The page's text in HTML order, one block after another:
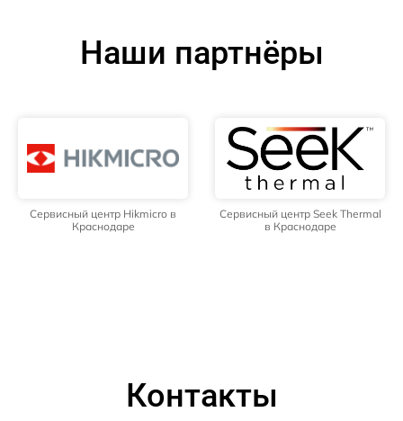
Наши партнёры
Сервисный центр Hikmicro в
Краснодаре
Сервисный центр Seek Thermal
в Краснодаре
Контакты